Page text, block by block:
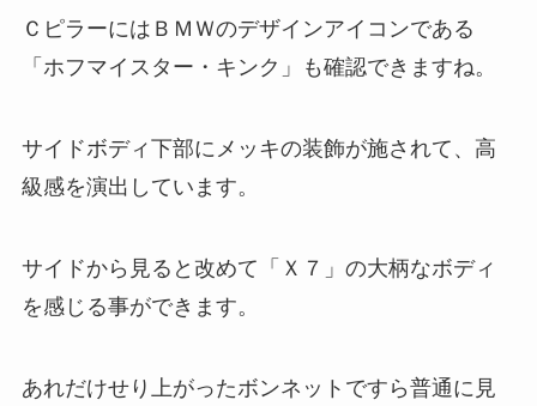
ＣピラーにはＢＭＷのデザインアイコンである
「ホフマイスター・キンク」も確認できますね。
サイドボディ下部にメッキの装飾が施されて、高
級感を演出しています。
サイドから見ると改めて「Ｘ７」の大柄なボディ
を感じる事ができます。
あれだけせり上がったボンネットですら普通に見